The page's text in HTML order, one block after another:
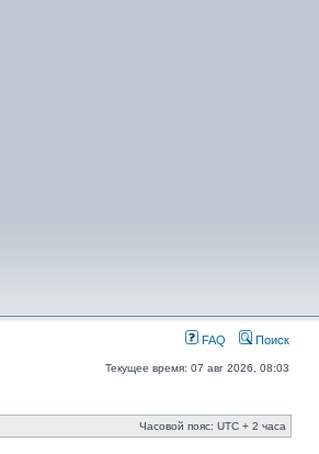
FAQ Поиск
Текущее время: 07 авг 2026, 08:03
Часовой пояс: UTC + 2 часа